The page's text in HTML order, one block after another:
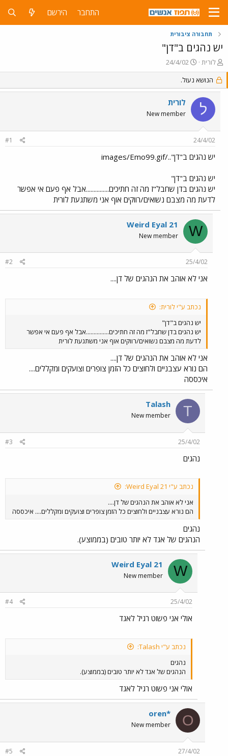
התחבר הירשם
תחבורה ציבורית
יש נהגים ב"דן"
פ
ו
ת
ח
נ
לורית
פ
ו
ר
ס
24/4/02
הנושא נעול.
ל לורית
New member
24/4/02
#1
יש נהגים ב"דן"../images/Emo99.gif
יש נהגים ב"דן"
יש נהגים בדן שחבל"ז מה זה חתיכים...............אבל אף פעם אי אפשר
לדעת מה מצבם נשואים/רווקים אוף אני משתגעת לורית
W
Weird Eyal 21
New member
25/4/02
#2
אני לא אוהב את הנהגים של דן....
נכתב ע"י לורית:
יש נהגים ב"דן"
יש נהגים בדן שחבל"ז מה זה חתיכים...............אבל אף פעם אי אפשר
לדעת מה מצבם נשואים/רווקים אוף אני משתגעת לורית
אני לא אוהב את הנהגים של דן....
הם נורא עצבניים ולחוצים כל הזמן צופרים וצועקים ומקללים....
איכססה
T
Talash
New member
25/4/02
#3
נהגים
נכתב ע"י Weird Eyal 21:
אני לא אוהב את הנהגים של דן....
הם נורא עצבניים ולחוצים כל הזמן צופרים וצועקים ומקללים.... איכססה
נהגים
הנהגים של אגד לא יותר טובים (בממוצע).
W
Weird Eyal 21
New member
25/4/02
#4
אולי אני פשוט רגיל לאגד
נכתב ע"י Talash:
נהגים
הנהגים של אגד לא יותר טובים (בממוצע).
אולי אני פשוט רגיל לאגד
O
oren*
New member
27/4/02
#5